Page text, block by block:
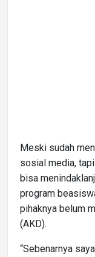
Meski sudah
sosial media,
bisa
program
pihaknya belum
(AKD).
“Sebenarnya